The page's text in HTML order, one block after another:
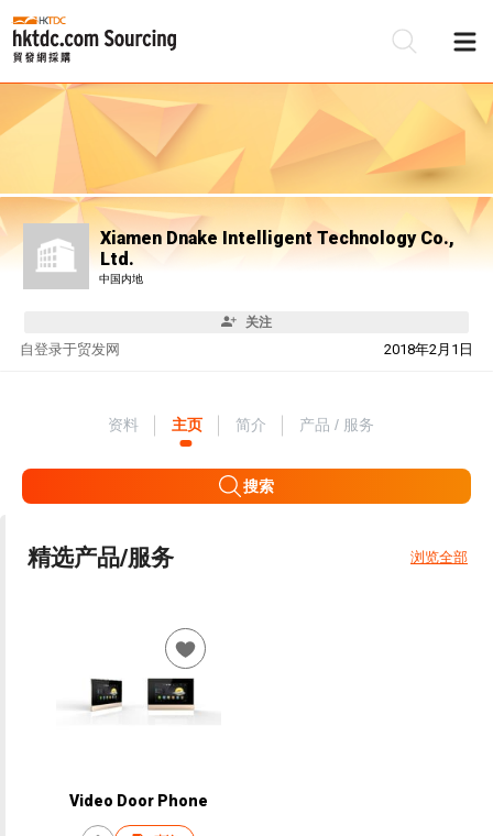
Xiamen Dnake Intelligent Technology Co.,
Ltd.
中国内地
关注
自 2018年2月1日
登录于贸发网
资料 主页 简介 产品 / 服务
搜索
精选产品/服务 浏览全部
Video Door Phone